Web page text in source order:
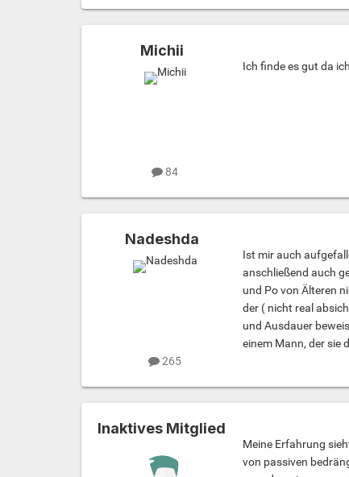
Michii
84
Ich finde es gut da
Nadeshda
265
Ist mir auch
anschließend auch
und Po von Älteren
der ( nicht real
und Ausdauer
einem Mann, der sie
Inaktives Mitglied
Meine Erfahrung
von passiven